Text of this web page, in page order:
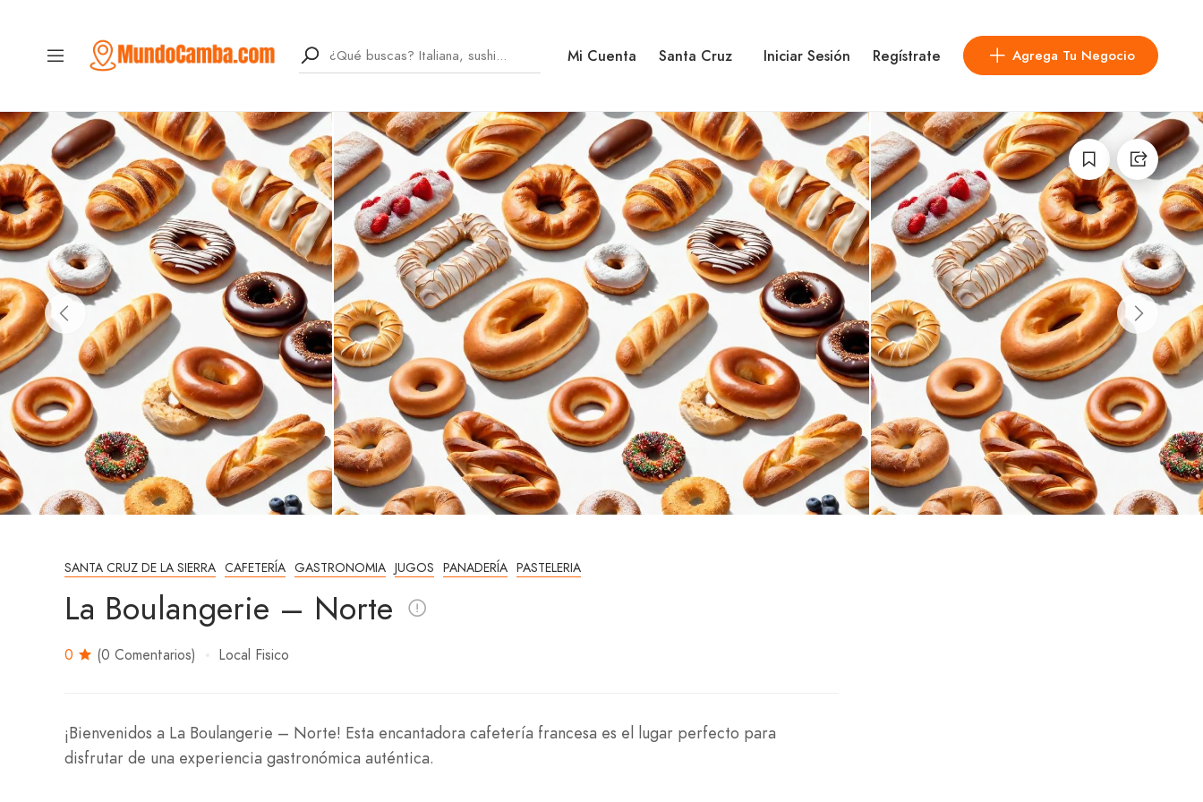
Mi Cuenta Santa Cruz Iniciar Sesión Regístrate Agrega Tu Negocio
SANTA CRUZ DE LA SIERRA CAFETERÍA GASTRONOMIA JUGOS PANADERÍA PASTELERIA
La Boulangerie – Norte
0 (0 Comentarios) Local Fisico
¡Bienvenidos a La Boulangerie – Norte! Esta encantadora cafetería francesa es el lugar perfecto para
disfrutar de una experiencia gastronómica auténtica.